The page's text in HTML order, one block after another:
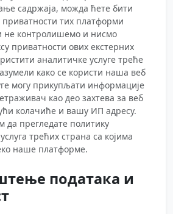
садржаја, можда ћете бити
тих платформи
не контролишемо и нисмо
приватности ових екстерних
аналитичке услуге треће
како се користи наша веб
могу прикупљати информације
као део захтева за веб
колачиће и вашу ИП адресу.
да прегледате политику
трећих страна са којима
наше платформе.
података и